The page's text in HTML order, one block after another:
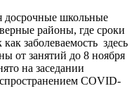
досрочные школьные
районы, где сроки
заболеваемость здесь
от занятий до 8 ноября
на заседании
COVID-